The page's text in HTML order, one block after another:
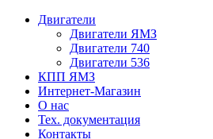
Двигатели
Двигатели ЯМЗ
Двигатели 740
Двигатели 536
КПП ЯМЗ
Интернет-Магазин
О нас
Тех. документация
Контакты